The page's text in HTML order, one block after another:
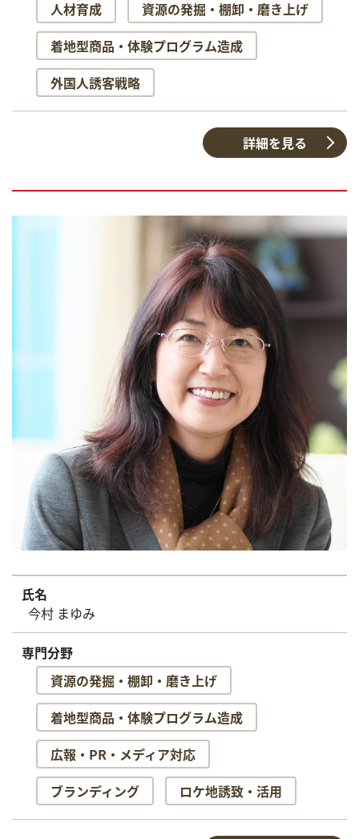
人材育成
資源の発掘・棚卸・磨き上げ
着地型商品・体験プログラム造成
外国人誘客戦略
詳細を見る
氏名
今村 まゆみ
専門分野
資源の発掘・棚卸・磨き上げ
着地型商品・体験プログラム造成
広報・PR・メディア対応
ブランディング
ロケ地誘致・活用